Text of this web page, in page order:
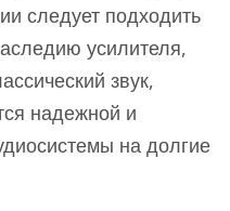
следует подходить
усилителя,
звук,
надежной и
на долгие